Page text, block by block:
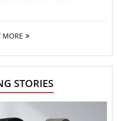
MORE
STORIES